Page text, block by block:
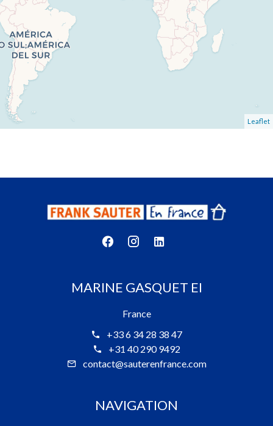
Leaflet
MARINE GASQUET EI
France
+33 6 34 28 38 47
+31 40 290 9492
contact@sauterenfrance.com
NAVIGATION